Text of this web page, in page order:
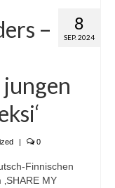
8
SEP. 2024
–
0
Finnischen
MY